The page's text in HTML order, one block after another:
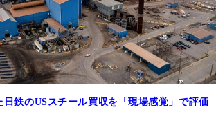
日鉄のUSスチール買収を「現場感覚」で評価